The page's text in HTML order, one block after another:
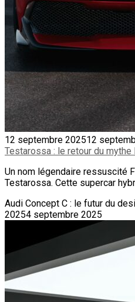
12 septembre 202512
Testarossa : le retour du mythe
Un nom légendaire ressuscité
Testarossa. Cette supercar
Audi Concept C : le futur du
20254 septembre 2025